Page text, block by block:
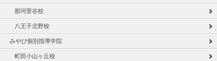
那珂菅谷校
八王子北野校
みやび個別指導学院
町田小山ヶ丘校